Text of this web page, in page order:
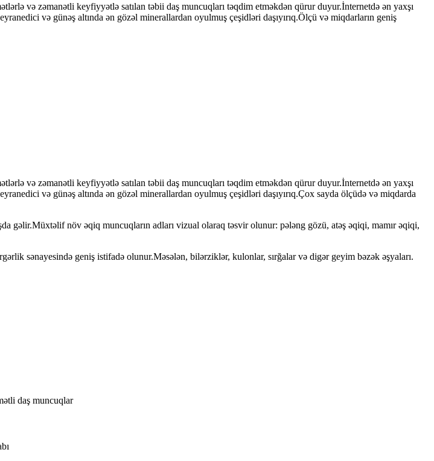
və zəmanətli keyfiyyətlə satılan təbii daş muncuqları təqdim etməkdən qürur duyur.İnternetdə ən yaxşı
və günəş altında ən gözəl minerallardan oyulmuş çeşidləri daşıyırıq.Ölçü və miqdarların geniş
və zəmanətli keyfiyyətlə satılan təbii daş muncuqları təqdim etməkdən qürur duyur.İnternetdə ən yaxşı
və günəş altında ən gözəl minerallardan oyulmuş çeşidləri daşıyırıq.Çox sayda ölçüdə və miqdarda
gəlir.Müxtəlif növ əqiq muncuqların adları vizual olaraq təsvir olunur: pələng gözü, atəş əqiqi, mamır əqiqi,
sənayesində geniş istifadə olunur.Məsələn, bilərziklər, kulonlar, sırğalar və digər geyim bəzək əşyaları.
daş muncuqlar